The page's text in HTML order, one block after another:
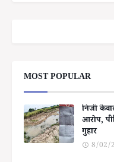
MOST POPULAR
निजी
आरोप,
गुहार
8/02/